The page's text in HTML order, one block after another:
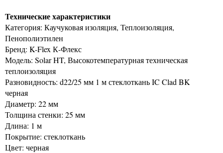
Технические характеристики
Категория: Каучуковая изоляция, Теплоизоляция,
Пенополиэтилен
Бренд: K-Flex К-Флекс
Модель: Solar HT, Высокотемпературная техническая
теплоизоляция
Разновидность: d22/25 мм 1 м стеклоткань IC Clad BK
черная
Диаметр: 22 мм
Толщина стенки: 25 мм
Длина: 1 м
Покрытие: стеклоткань
Цвет: черная